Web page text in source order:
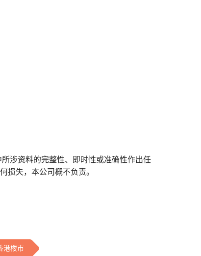
涉资料的完整性、即时性或准确性作出任
损失，本公司概不负责。
港楼市